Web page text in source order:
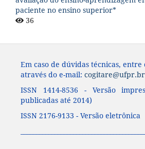
paciente no ensino superior*
36
Em caso de dúvidas técnicas, entre
através do e-mail: cogitare@ufpr.br
ISSN 1414-8536 - Versão
publicadas até 2014)
ISSN 2176-9133 - Versão eletrônica